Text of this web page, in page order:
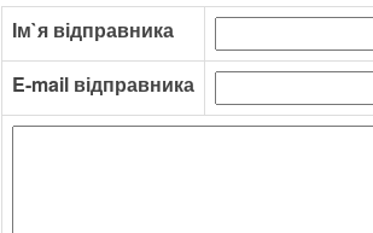
Ім`я відправника
E-mail відправника